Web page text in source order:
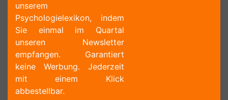
unserem
Psychologielexikon, indem
Sie einmal im Quartal
unseren Newsletter
empfangen. Garantiert
keine Werbung. Jederzeit
mit einem Klick
abbestellbar.